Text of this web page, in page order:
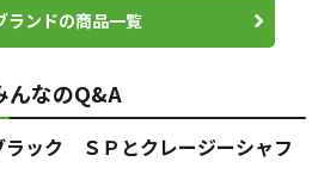
ランドの商品一覧
んなのQ&A
ック ＳＰとクレージーシャフ